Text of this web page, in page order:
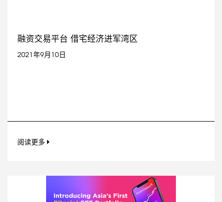
融资交易平台 借宅经济进军湾区
2021年9月10日
阅读更多